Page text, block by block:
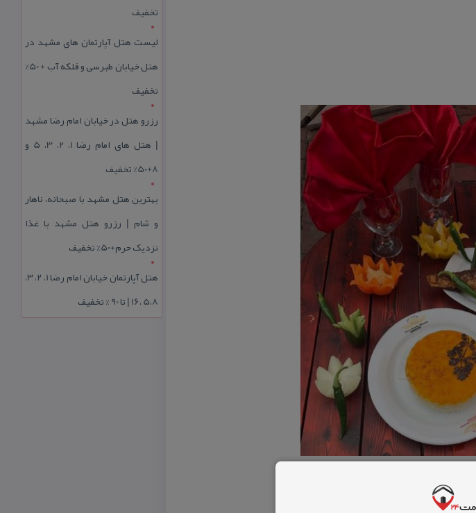
تخفیف
لیست هتل آپارتمان های مشهد در
هتل خیابان طبرسی و فلکه آب + 50%
تخفیف
رزرو هتل در خیابان امام رضا مشهد
| هتل‌ های امام رضا 1، 2، 3، 5 و
8+50% تخفیف
بهترین هتل مشهد با صبحانه، ناهار
و شام | رزرو هتل مشهد با غذا
نزدیک حرم+50% تخفیف
هتل آپارتمان خیابان امام رضا 1، 2، 3،
5،8 ،16 | تا 90 % تخفیف